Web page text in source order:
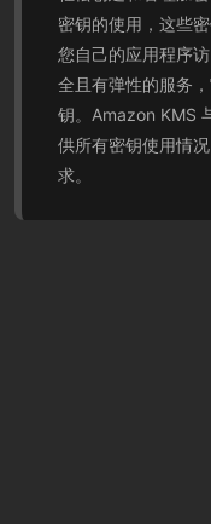
密钥的使用，这些
您自己的应用程序
全且有弹性的服务
钥。Amazon KMS
供所有密钥使用情
求。